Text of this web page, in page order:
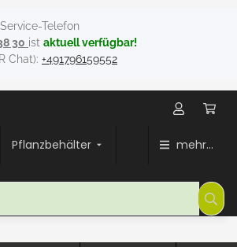
Telefon
30 ist aktuell verfügbar!
Chat): +491796159552
Pflanzbehälter mehr...